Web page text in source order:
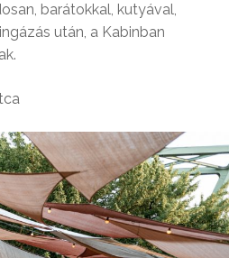
barátokkal, kutyával,
után, a Kabinban